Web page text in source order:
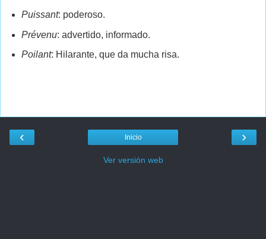
Puissant: poderoso.
Prévenu: advertido, informado.
Poilant: Hilarante, que da mucha risa.
‹ ›
Inicio
Ver versión web